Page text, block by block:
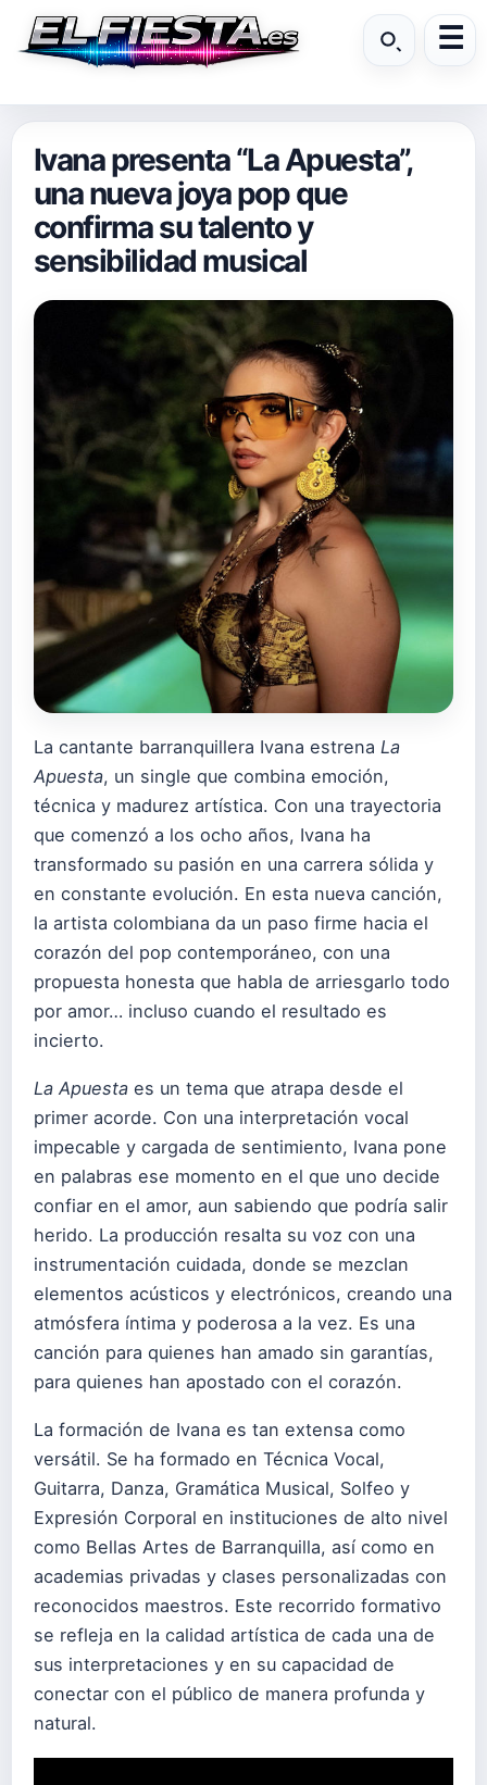
Ivana presenta “La Apuesta”,
una nueva joya pop que
confirma su talento y
sensibilidad musical
La cantante barranquillera Ivana estrena La
Apuesta, un single que combina emoción,
técnica y madurez artística. Con una trayectoria
que comenzó a los ocho años, Ivana ha
transformado su pasión en una carrera sólida y
en constante evolución. En esta nueva canción,
la artista colombiana da un paso firme hacia el
corazón del pop contemporáneo, con una
propuesta honesta que habla de arriesgarlo todo
por amor… incluso cuando el resultado es
incierto.
La Apuesta es un tema que atrapa desde el
primer acorde. Con una interpretación vocal
impecable y cargada de sentimiento, Ivana pone
en palabras ese momento en el que uno decide
confiar en el amor, aun sabiendo que podría salir
herido. La producción resalta su voz con una
instrumentación cuidada, donde se mezclan
elementos acústicos y electrónicos, creando una
atmósfera íntima y poderosa a la vez. Es una
canción para quienes han amado sin garantías,
para quienes han apostado con el corazón.
La formación de Ivana es tan extensa como
versátil. Se ha formado en Técnica Vocal,
Guitarra, Danza, Gramática Musical, Solfeo y
Expresión Corporal en instituciones de alto nivel
como Bellas Artes de Barranquilla, así como en
academias privadas y clases personalizadas con
reconocidos maestros. Este recorrido formativo
se refleja en la calidad artística de cada una de
sus interpretaciones y en su capacidad de
conectar con el público de manera profunda y
natural.